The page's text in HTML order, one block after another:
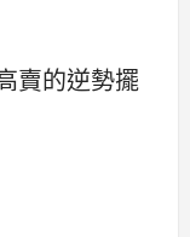
賣的逆勢擺